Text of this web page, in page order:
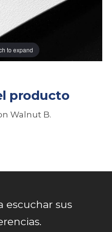
to expand
producto
Walnut B.
escuchar sus